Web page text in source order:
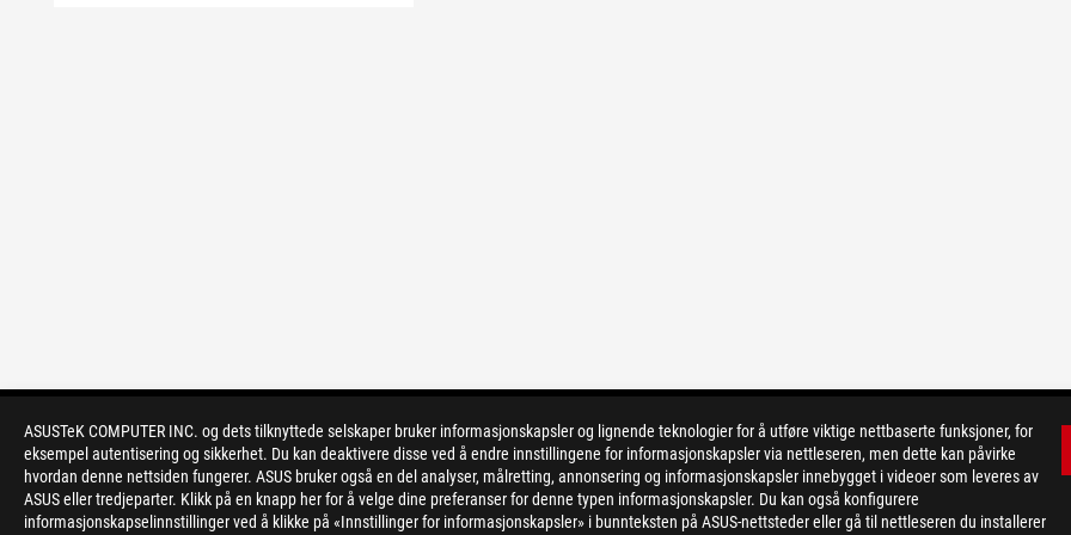
ASUSTeK COMPUTER INC. og dets tilknyttede selskaper bruker informasjonskapsler og lignende teknologier for å utføre viktige nettbaserte funksjoner, for
eksempel autentisering og sikkerhet. Du kan deaktivere disse ved å endre innstillingene for informasjonskapsler via nettleseren, men dette kan påvirke
hvordan denne nettsiden fungerer. ASUS bruker også en del analyser, målretting, annonsering og informasjonskapsler innebygget i videoer som leveres av
ASUS eller tredjeparter. Klikk på en knapp her for å velge dine preferanser for denne typen informasjonskapsler. Du kan også konfigurere
informasjonskapselinnstillinger ved å klikke på «Innstillinger for informasjonskapsler» i bunnteksten på ASUS-nettsteder eller gå til nettleseren du installerer
> GAMING MOTHERBOARDS > ROG CROSSHAIR